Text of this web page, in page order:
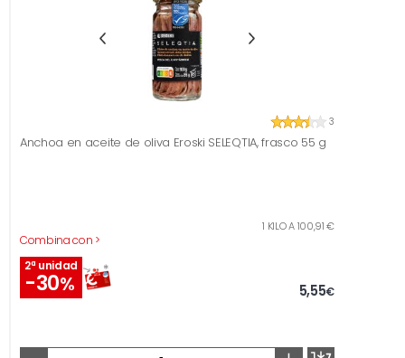
3
Anchoa en aceite de oliva Eroski SELEQTIA, frasco 55 g
Combina con >
1 KILO A 100,91 €
2ª unidad
-30% 5,55€